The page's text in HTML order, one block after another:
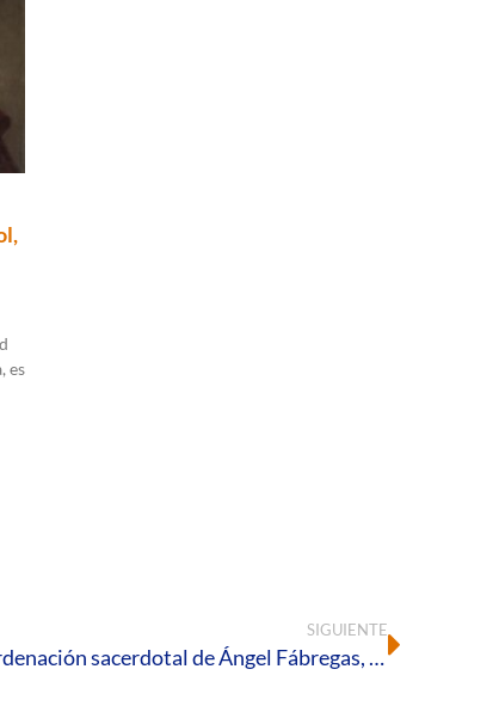
es
SIGUIENTE
La Catedral de Huelva acoge la ordenación sacerdotal de Ángel Fábregas, Manuel Higueras y Marcelo Andrés Zeballos